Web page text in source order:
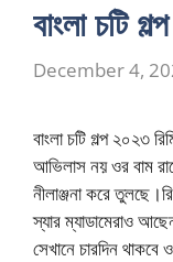
বাংলা চটি
December 4,
বাংলা চটি গল্প ২০২৩
আভিলাস নয় ওর বাম
নীলাঞ্জনা করে
স্যার ম্যাডামেরাও
সেখানে চারদিন